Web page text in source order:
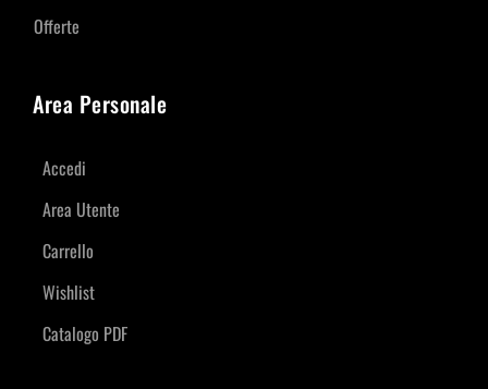
Offerte
Area Personale
Accedi
Area Utente
Carrello
Wishlist
Catalogo PDF